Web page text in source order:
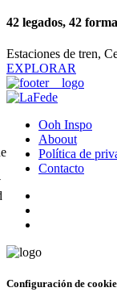
42 legados, 42
Estaciones de tren,
EXPLORAR
Ooh Inspo
Aboout
Política de
Contacto
Configuración de